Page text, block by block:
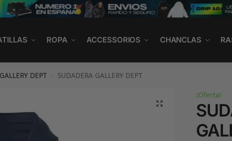
ROPA ACCESSORIOS CHANCLAS
DEPT SUDADERA GALLERY DEPT
¡Oferta!